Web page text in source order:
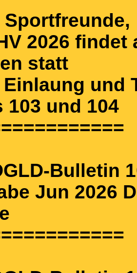
2026 findet
statt
und
103 und 104
Bulletin
Jun 2026